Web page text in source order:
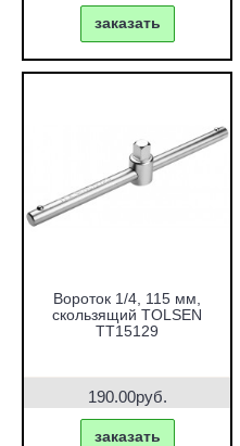
заказать
Вороток 1/4, 115 мм,
скользящий TOLSEN
TT15129
190.00руб.
заказать